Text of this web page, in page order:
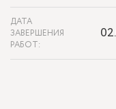
ДАТА
ЗАВЕРШЕНИЯ
РАБОТ: